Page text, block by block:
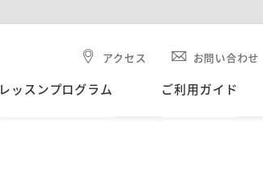
アクセス お問い合わせ
レッスンプログラム ご利用ガイド